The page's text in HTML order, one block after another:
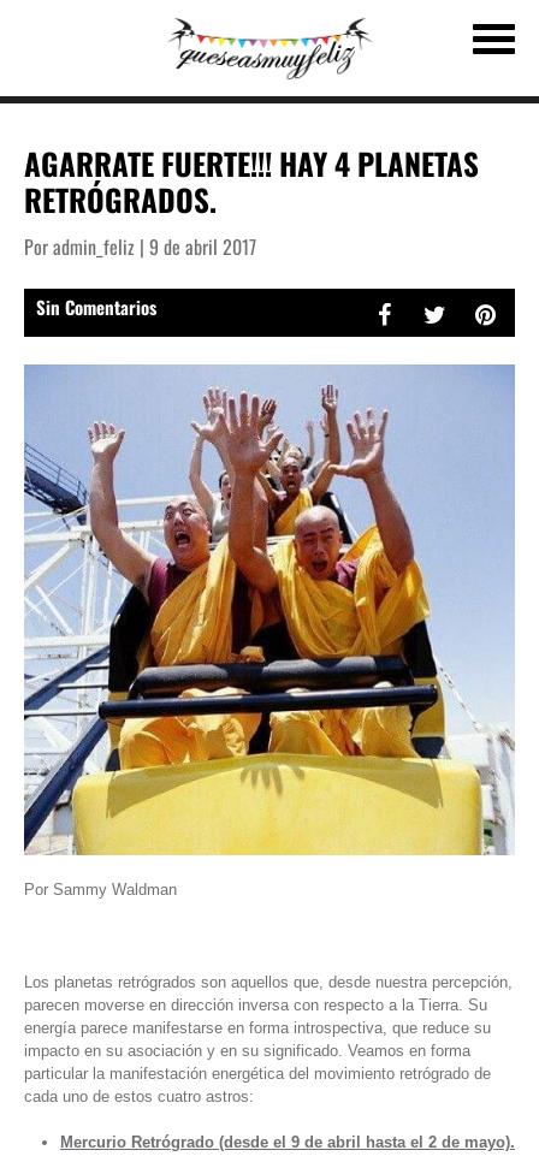
AGARRATE FUERTE!!! HAY 4 PLANETAS
RETRÓGRADOS.
Por admin_feliz | 9 de abril 2017
Sin Comentarios
Por Sammy Waldman
Los planetas retrógrados son aquellos que, desde nuestra percepción,
parecen moverse en dirección inversa con respecto a la Tierra. Su
energía parece manifestarse en forma introspectiva, que reduce su
impacto en su asociación y en su significado. Veamos en forma
particular la manifestación energética del movimiento retrógrado de
cada uno de estos cuatro astros:
Mercurio Retrógrado (desde el 9 de abril hasta el 2 de mayo).